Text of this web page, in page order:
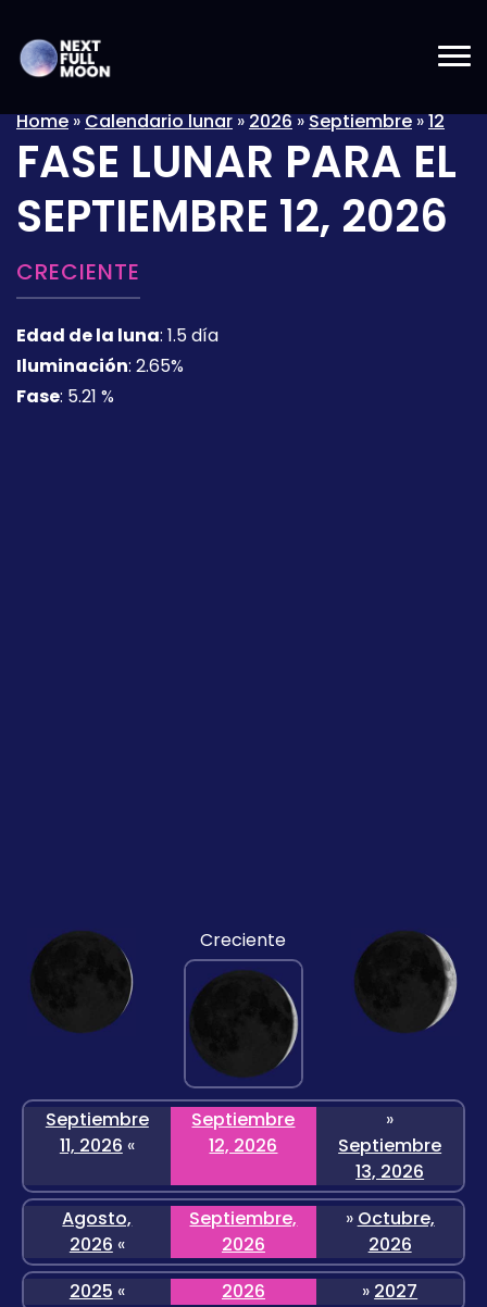
Home»Calendario lunar»2026»Septiembre»12
FASE LUNAR PARA EL
SEPTIEMBRE 12, 2026
CRECIENTE
Edad de la luna: 1.5 día
Iluminación: 2.65%
Fase: 5.21 %
Creciente
Septiembre
11, 2026 «
Septiembre
12, 2026
»
Septiembre
13, 2026
Agosto,
2026 «
Septiembre,
2026
» Octubre,
2026
2025 « 2026 » 2027